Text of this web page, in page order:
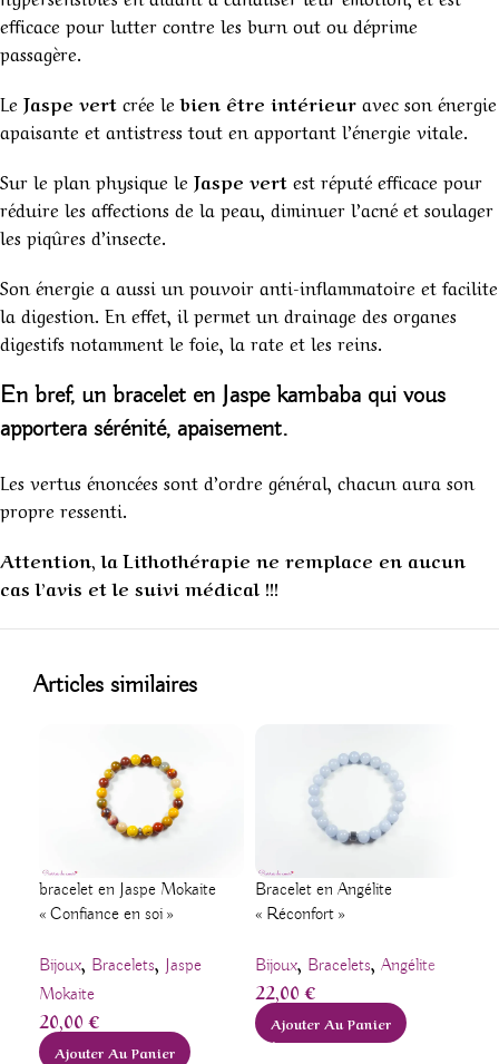
efficace pour lutter contre les burn out ou déprime
passagère.
Le Jaspe vert crée lebien être intérieur avec son énergie
apaisante et antistress tout en apportant l’énergie vitale.
Sur le plan physique le Jaspe vert est réputé efficace pour
réduire les affections de la peau, diminuer l’acné et soulager
les piqûres d’insecte.
Son énergie a aussi un pouvoir anti-inflammatoire et facilite
la digestion. En effet, il permet un drainage des organes
digestifs notamment le foie, la rate et les reins.
En bref, un bracelet en Jaspe kambaba qui vous
apportera sérénité, apaisement.
Les vertus énoncées sont d’ordre général, chacun aura son
propre ressenti.
Attention, la Lithothérapie ne remplace en aucun
cas l’avis et le suivi médical !!!
Articles similaires
bracelet en Jaspe Mokaite
« Confiance en soi »
Bijoux, Bracelets, Jaspe
Mokaite
20,00€
Ajouter Au Panier
Bracelet en Angélite
« Réconfort »
Bijoux, Bracelets, Angélite
22,00€
Ajouter Au Panier